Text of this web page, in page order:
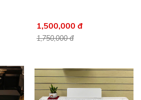
1,500,000 đ
1,750,000 đ